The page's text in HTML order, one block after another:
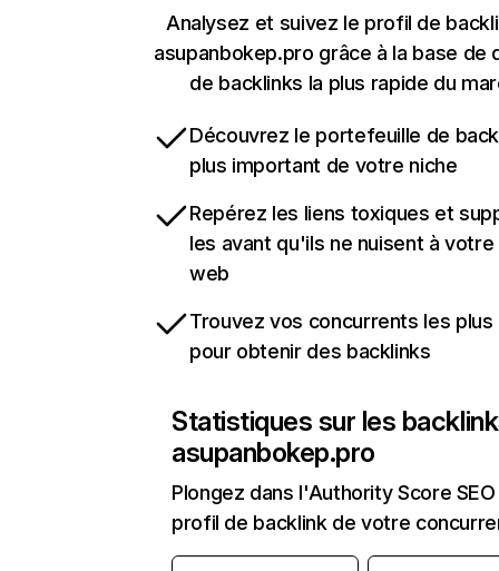
Analysez et suivez le profil de
asupanbokep.pro grâce à la base de
de backlinks la plus rapide du
Découvrez le portefeuille de
plus important de votre niche
Repérez les liens toxiques et
les avant qu'ils ne nuisent à
web
Trouvez vos concurrents les
pour obtenir des backlinks
Statistiques sur les
asupanbokep.pro
Plongez dans l'Authority Score
profil de backlink de votre